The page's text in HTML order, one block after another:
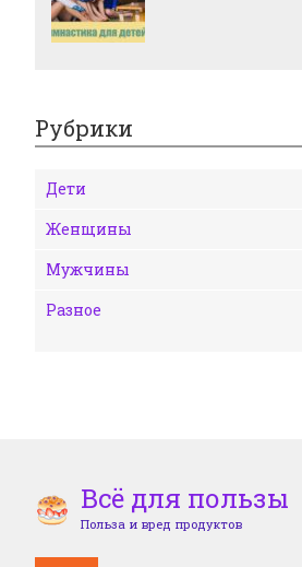
Рубрики
Дети
Женщины
Мужчины
Разное
Всё для пользы
Польза и вред продуктов